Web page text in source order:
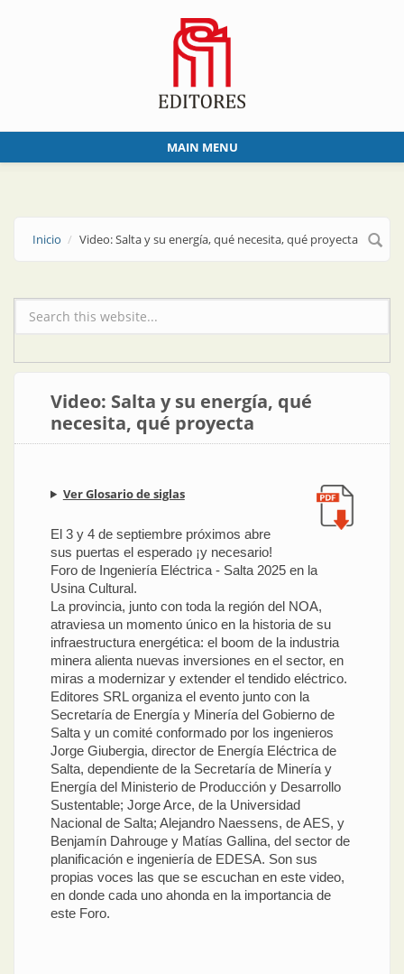
MAIN MENU
Inicio Video: Salta y su energía, qué necesita, qué proyecta
Formulario de búsqueda
Video: Salta y su energía, qué
necesita, qué proyecta
Ver Glosario de siglas
El 3 y 4 de septiembre próximos abre
sus puertas el esperado ¡y necesario!
Foro de Ingeniería Eléctrica - Salta 2025 en la
Usina Cultural.
La provincia, junto con toda la región del NOA,
atraviesa un momento único en la historia de su
infraestructura energética: el boom de la industria
minera alienta nuevas inversiones en el sector, en
miras a modernizar y extender el tendido eléctrico.
Editores SRL organiza el evento junto con la
Secretaría de Energía y Minería del Gobierno de
Salta y un comité conformado por los ingenieros
Jorge Giubergia, director de Energía Eléctrica de
Salta, dependiente de la Secretaría de Minería y
Energía del Ministerio de Producción y Desarrollo
Sustentable; Jorge Arce, de la Universidad
Nacional de Salta; Alejandro Naessens, de AES, y
Benjamín Dahrouge y Matías Gallina, del sector de
planificación e ingeniería de EDESA. Son sus
propias voces las que se escuchan en este video,
en donde cada uno ahonda en la importancia de
este Foro.